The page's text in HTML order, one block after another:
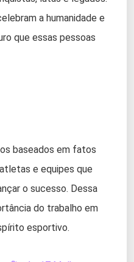
a humanidade e
que essas pessoas
baseados em fatos
e equipes que
o sucesso. Dessa
do trabalho em
esportivo.